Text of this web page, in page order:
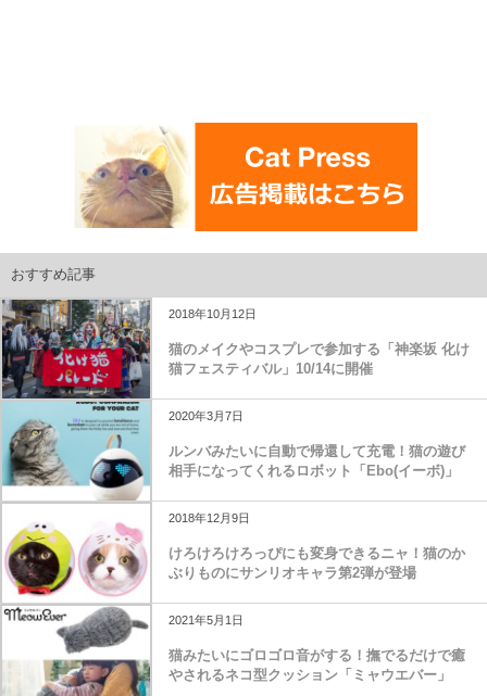
おすすめ記事
2018年10月12日
猫のメイクやコスプレで参加する「神楽坂 化け
猫フェスティバル」10/14に開催
2020年3月7日
ルンバみたいに自動で帰還して充電！猫の遊び
相手になってくれるロボット「Ebo(イーボ)」
2018年12月9日
けろけろけろっぴにも変身できるニャ！猫のか
ぶりものにサンリオキャラ第2弾が登場
2021年5月1日
猫みたいにゴロゴロ音がする！撫でるだけで癒
やされるネコ型クッション「ミャウエバー」